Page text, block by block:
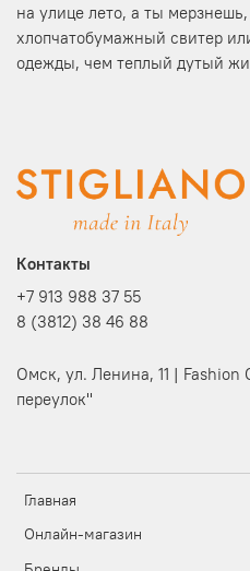
на улице лето, а ты
хлопчатобумажный свитер
одежды, чем теплый дутый
Главная
Онлайн-магазин
Контакты
+7 913 988 37 55
8 (3812) 38 46 88
Омск, ул. Ленина, 11 | Fashion
переулок"